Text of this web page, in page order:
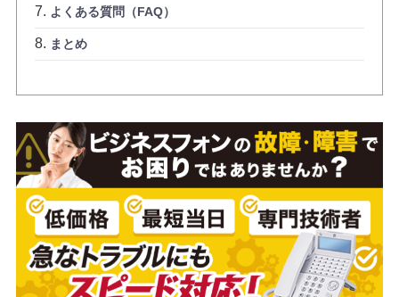
よくある質問（FAQ）
まとめ